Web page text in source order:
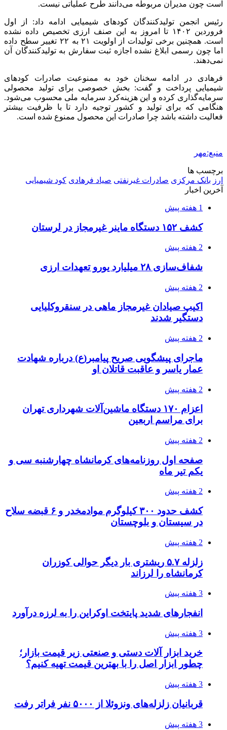
است چون مدیران مربوطه می‌دانند طرح عملیاتی نیست.
رئیس انجمن تولیدکنندگان کودهای شیمیایی ادامه داد: از اول
فروردین ۱۴۰۲ تا امروز به این صنف ارزی تخصیص داده نشده
است. همچنین برخی تولیدات از اولویت ۲۱ به ۲۲ تغییر سطح داده
اما چون رسمی ابلاغ نشده اجازه ثبت سفارش به تولیدکنندگان آن
نمی‌دهند.
فرهادی در ادامه سخنان خود به ممنوعیت صادرات کودهای
شیمیایی پرداخت و گفت: بخش خصوصی برای تولید محصولی
سرمایه‌گذاری کرده و این هزینه‌کرد سرمایه ملی محسوب می‌شود.
هنگامی که برای تولید و کشور توجیه دارد تا با ظرفیت بیشتر
فعالیت داشته باشد چرا صادرات این محصول ممنوع شده است.
منبع:مهر
برچسب ها
ارز بانک مرکزی صادرات غیرنفتی صیاد فرهادی کود شیمیایی
آخرین اخبار
1 هفته پیش
کشف ۱۵۲ دستگاه ماینر غیرمجاز در لرستان
2 هفته پیش
شفاف‌سازی ۲۸ میلیارد یورو تعهدات ارزی
2 هفته پیش
اکیپ صیادان غیرمجاز ماهی در سنقروکلیایی
دستگیر شدند
2 هفته پیش
ماجرای پیشگویی صریح پیامبر(ع) درباره شهادت
عمار یاسر و عاقبت قاتلان او
2 هفته پیش
اعزام ۱۷۰ دستگاه ماشین‌آلات شهرداری تهران
برای مراسم اربعین
2 هفته پیش
صفحه اول روزنامه‌های کرمانشاه چهارشنبه سی و
یکم تیر ماه
2 هفته پیش
کشف حدود ۳۰۰ کیلوگرم موادمخدر و ۶ قبضه سلاح
در سیستان و بلوچستان
2 هفته پیش
زلزله ۵.۷ ریشتری بار دیگر حوالی کوزران
کرمانشاه را لرزاند
3 هفته پیش
انفجارهای شدید پایتخت اوکراین را به لرزه درآورد
3 هفته پیش
خرید ابزار آلات دستی و صنعتی زیر قیمت بازار؛
چطور ابزار اصل را با بهترین قیمت تهیه کنیم؟
3 هفته پیش
قربانیان زلزله‌های ونزوئلا از ۵۰۰۰ نفر فراتر رفت
3 هفته پیش